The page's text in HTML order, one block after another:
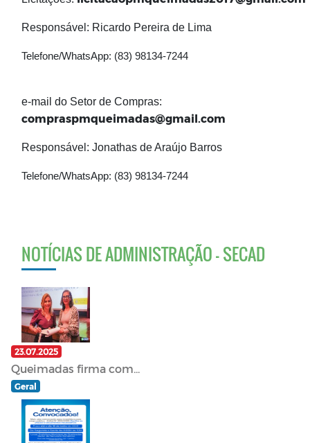
Responsável: Ricardo Pereira de Lima
Telefone/WhatsApp: (83) 98134-7244
e-mail do Setor de Compras:
compraspmqueimadas@gmail.com
Responsável: Jonathas de Araújo Barros
Telefone/WhatsApp: (83) 98134-7244
NOTÍCIAS DE ADMINISTRAÇÃO - SECAD
23.07.2025
Queimadas firma com...
Geral